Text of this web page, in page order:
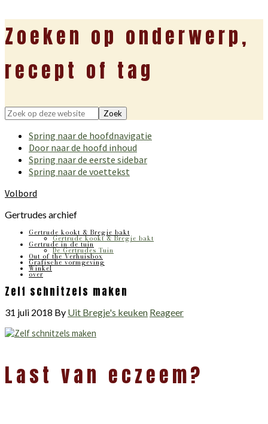
Zoeken op onderwerp,
recept of tag
Zoek
deze
website
Spring naar de hoofdnavigatie
Door naar de hoofd inhoud
Spring naar de eerste sidebar
Spring naar de voettekst
Volbord
Gertrudes archief
Gertrude kookt & Bregje bakt
Gertrude kookt & Bregje bakt
Gertrude in de tuin
De Gertrudes Tuin
Out of the Verhuisbox
Grafische vormgeving
Winkel
over
Zelf schnitzels maken
31 juli 2018 By Uit Bregje's keuken Reageer
Interacties
Last van eczeem?